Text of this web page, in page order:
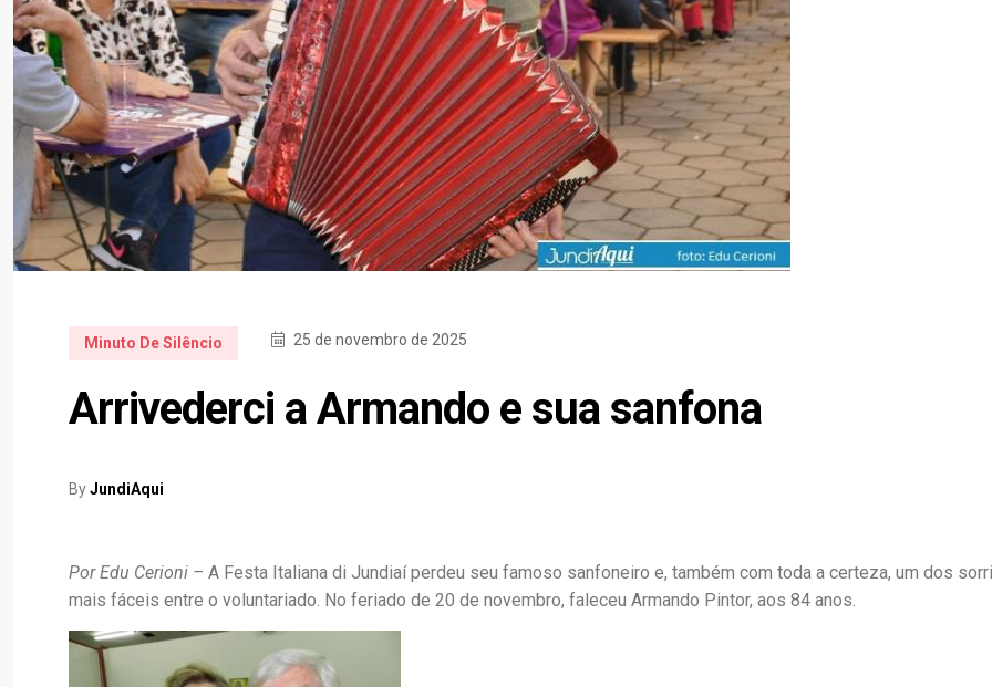
Minuto De Silêncio 25 de novembro de 2025
Arrivederci a Armando e sua sanfona
ByJundiAqui
Por Edu Cerioni – A Festa Italiana di Jundiaí perdeu seu famoso sanfoneiro e, também com toda a certeza, um dos
mais fáceis entre o voluntariado. No feriado de 20 de novembro, faleceu Armando Pintor, aos 84 anos.